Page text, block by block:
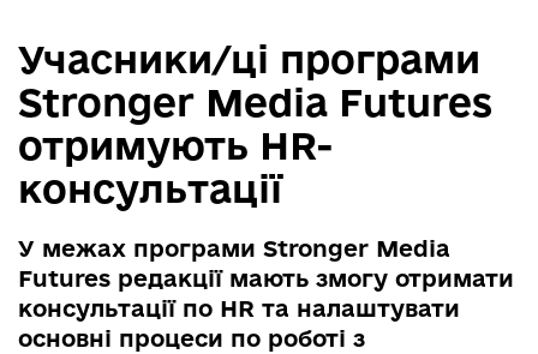
Учасники/ці програми
Stronger Media Futures
отримують HR-
консультації
У межах програми Stronger Media
Futures редакції мають змогу отримати
консультації по HR та налаштувати
основні процеси по роботі з